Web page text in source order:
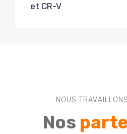
et CR-V
NOUS
Nos